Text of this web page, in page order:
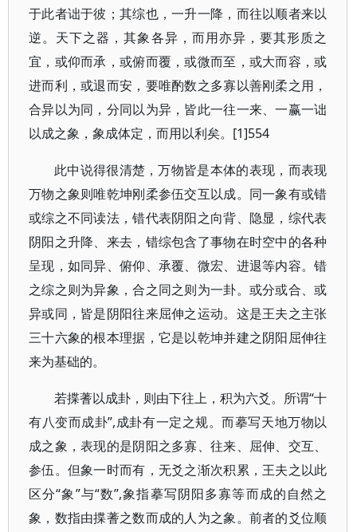
于此者诎于彼；其综也，一升一降，而往以顺者来以
逆。天下之器，其象各异，而用亦异，要其形质之
宜，或仰而承，或俯而覆，或微而至，或大而容，或
进而利，或退而安，要唯酌数之多寡以善刚柔之用，
合异以为同，分同以为异，皆此一往一来、一赢一诎
以成之象，象成体定，而用以利矣。[1]554
此中说得很清楚，万物皆是本体的表现，而表现
万物之象则唯乾坤刚柔参伍交互以成。同一象有或错
或综之不同读法，错代表阴阳之向背、隐显，综代表
阴阳之升降、来去，错综包含了事物在时空中的各种
呈现，如同异、俯仰、承覆、微宏、进退等内容。错
之综之则为异象，合之同之则为一卦。或分或合、或
异或同，皆是阴阳往来屈伸之运动。这是王夫之主张
三十六象的根本理据，它是以乾坤并建之阴阳屈伸往
来为基础的。
若揲蓍以成卦，则由下往上，积为六爻。所谓“十
有八变而成卦”,成卦有一定之规。而摹写天地万物以
成之象，表现的是阴阳之多寡、往来、屈伸、交互、
参伍。但象一时而有，无爻之渐次积累，王夫之以此
区分“象”与“数”,象指摹写阴阳多寡等而成的自然之
象，数指由揲蓍之数而成的人为之象。前者的爻位顺